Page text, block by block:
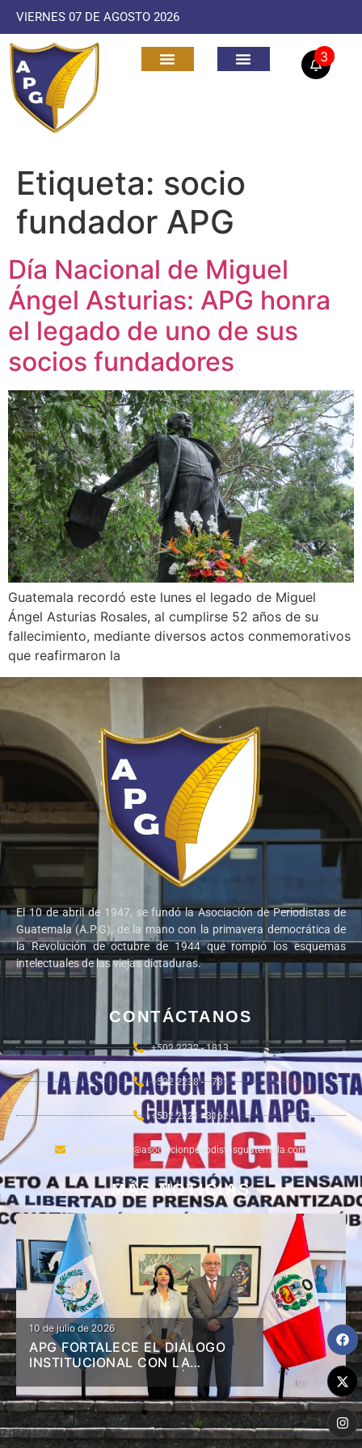
VIERNES 07 DE AGOSTO 2026
3
Etiqueta: socio
fundador APG
Día Nacional de Miguel
Ángel Asturias: APG honra
el legado de uno de sus
socios fundadores
Guatemala recordó este lunes el legado de Miguel
Ángel Asturias Rosales, al cumplirse 52 años de su
fallecimiento, mediante diversos actos conmemorativos
que reafirmaron la
El 10 de abril de 1947, se fundó la Asociación de Periodistas de
Guatemala (A.P.G), de la mano con la primavera democrática de
la Revolución de octubre de 1944 que rompió los esquemas
intelectuales de las viejas dictaduras.
CONTÁCTANOS
+502 2232 - 1813
+502 2238 - 2781
+502 2221 - 3162
academiaapg@asociacionperiodistasguatemala.com
MÁS NOTICIAS
10 de julio de 2026
APG FORTALECE EL DIÁLOGO
INSTITUCIONAL CON LA
EMBAJADA DE LA REPÚBLICA
DEL PERÚ EN GUATEMALA